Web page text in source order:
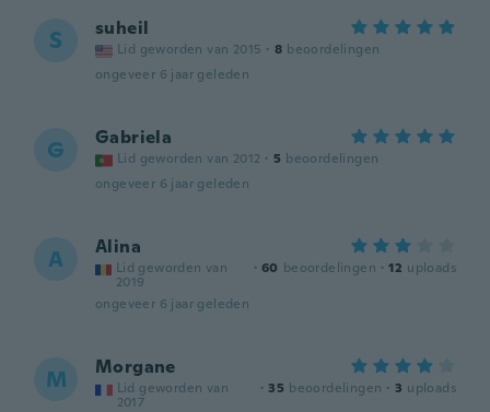
S suheil
Lid geworden van 2015 · 8 beoordelingen
ongeveer 6 jaar geleden
G Gabriela
Lid geworden van 2012 · 5 beoordelingen
ongeveer 6 jaar geleden
A Alina
Lid geworden van
2019
· 60 beoordelingen · 12 uploads
ongeveer 6 jaar geleden
M Morgane
Lid geworden van
2017
· 35 beoordelingen · 3 uploads